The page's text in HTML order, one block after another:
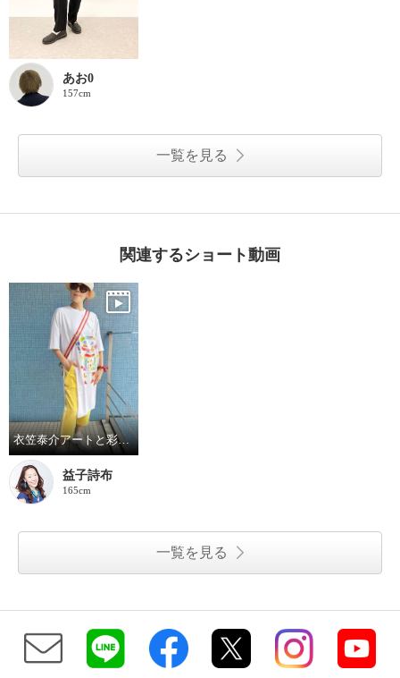
あお0
157cm
一覧を見る
関連するショート動画
衣笠泰介アートと彩りを楽しむ夏スタイル
益子詩布
165cm
一覧を見る